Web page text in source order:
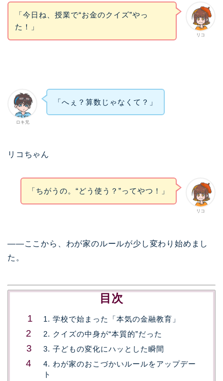
リコ
「今日ね、授業で“お金のクイズ”やっ
た！」
ロキ兄
「へぇ？算数じゃなくて？」
リコちゃん
リコ
「ちがうの。“どう使う？”ってやつ！」
——ここから、わが家のルールが少し変わり始めまし
た。
目次
1. 学校で始まった「本気の金融教育」
2. クイズの中身が“本質的”だった
3. 子どもの変化にハッとした瞬間
4. わが家のおこづかいルールをアップデー
ト